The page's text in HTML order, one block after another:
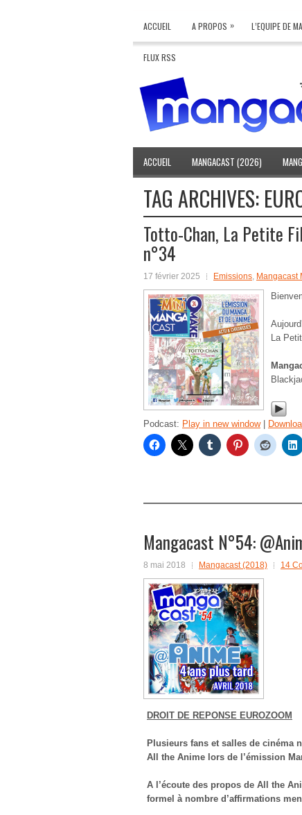
ACCUEIL A PROPOS » L’EQUIPE DE
FLUX RSS
ACCUEIL MANGACAST (2026)
TAG ARCHIVES:
Totto-Chan, La Petite
n°34
17 février 2025 Emissions, Mangacast
La
Podcast: Play in new window|
Mangacast N°54:
8 mai 2018 Mangacast (2018) 14
DROIT DE REPONSE EUROZOOM
Plusieurs fans et salles de cinéma
All the Anime lors de l’émission
A l’écoute des propos de All the
formel à nombre d’affirmations